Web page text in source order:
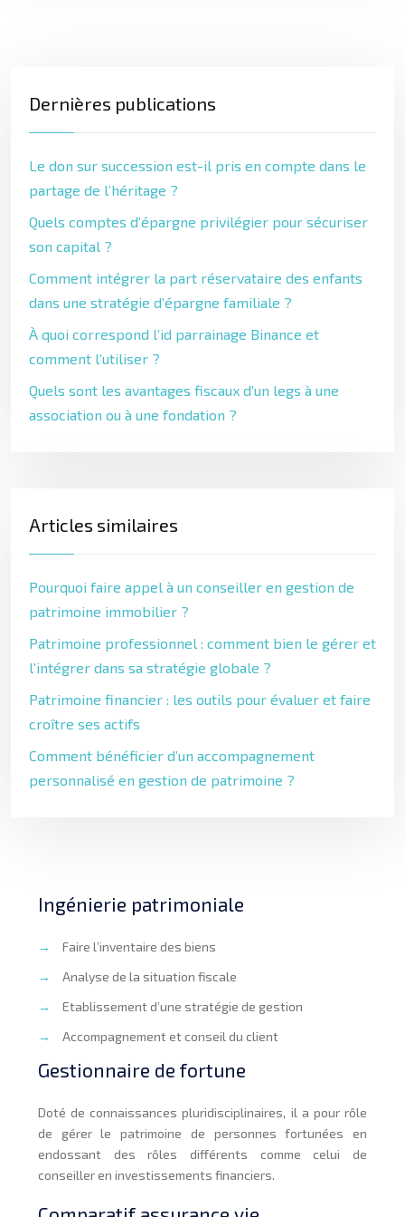
Dernières publications
Le don sur succession est-il pris en compte dans le
partage de l’héritage ?
Quels comptes d’épargne privilégier pour sécuriser
son capital ?
Comment intégrer la part réservataire des enfants
dans une stratégie d’épargne familiale ?
À quoi correspond l’id parrainage Binance et
comment l’utiliser ?
Quels sont les avantages fiscaux d’un legs à une
association ou à une fondation ?
Articles similaires
Pourquoi faire appel à un conseiller en gestion de
patrimoine immobilier ?
Patrimoine professionnel : comment bien le gérer et
l’intégrer dans sa stratégie globale ?
Patrimoine financier : les outils pour évaluer et faire
croître ses actifs
Comment bénéficier d’un accompagnement
personnalisé en gestion de patrimoine ?
Ingénierie patrimoniale
→
Faire l’inventaire des biens
→
Analyse de la situation fiscale
→
Etablissement d’une stratégie de gestion
→
Accompagnement et conseil du client
Gestionnaire de fortune
Doté de connaissances pluridisciplinaires, il a pour rôle
de gérer le patrimoine de personnes fortunées en
endossant des rôles différents comme celui de
conseiller en investissements financiers.